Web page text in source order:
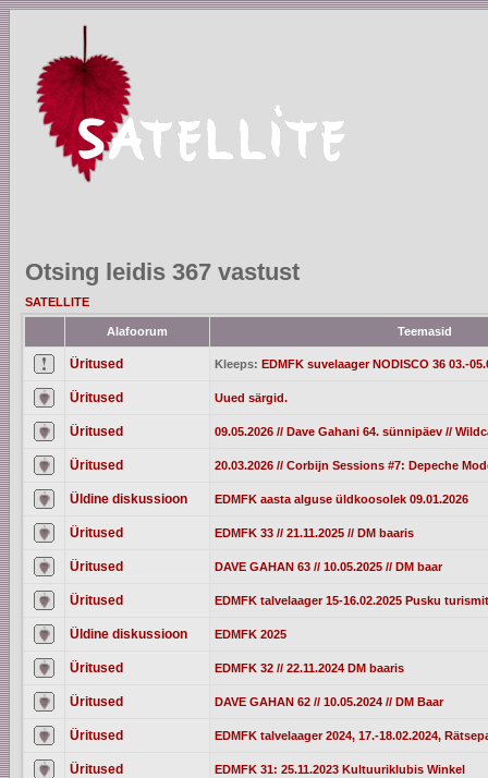
Otsing leidis 367 vastust
SATELLITE
Alafoorum Teemasid
Üritused Kleeps: EDMFK suvelaager NODISCO 36 03.-
Üritused Uued särgid.
Üritused 09.05.2026 // Dave Gahani 64. sünnipäev //
Üritused 20.03.2026 // Corbijn Sessions #7: Depeche
Üldine diskussioon EDMFK aasta alguse üldkoosolek 09.01.2026
Üritused EDMFK 33 // 21.11.2025 // DM baaris
Üritused DAVE GAHAN 63 // 10.05.2025 // DM baar
Üritused EDMFK talvelaager 15-16.02.2025 Pusku
Üldine diskussioon EDMFK 2025
Üritused EDMFK 32 // 22.11.2024 DM baaris
Üritused DAVE GAHAN 62 // 10.05.2024 // DM Baar
Üritused EDMFK talvelaager 2024, 17.-18.02.2024,
Üritused EDMFK 31: 25.11.2023 Kultuuriklubis Winkel